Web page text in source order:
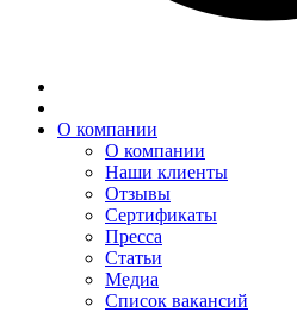
О компании
О компании
Наши клиенты
Отзывы
Сертификаты
Пресса
Статьи
Медиа
Список вакансий